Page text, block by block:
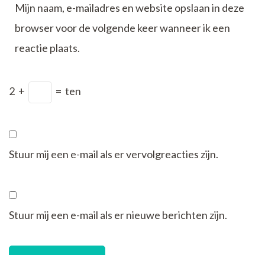
Mijn naam, e-mailadres en website opslaan in deze
browser voor de volgende keer wanneer ik een
reactie plaats.
2 + = ten
Stuur mij een e-mail als er vervolgreacties zijn.
Stuur mij een e-mail als er nieuwe berichten zijn.